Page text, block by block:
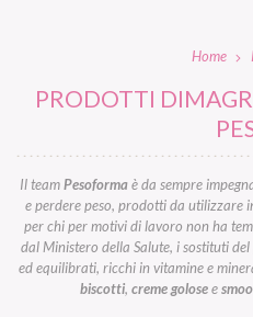
Home
PRODOTTI
Il teamPesoformaè da sempre
e perdere peso, prodotti da utilizzare
per chi per motivi di lavoro non ha
dal Ministero della Salute, i sostituti
ed equilibrati, ricchi in vitamine e
biscotti, creme golosee